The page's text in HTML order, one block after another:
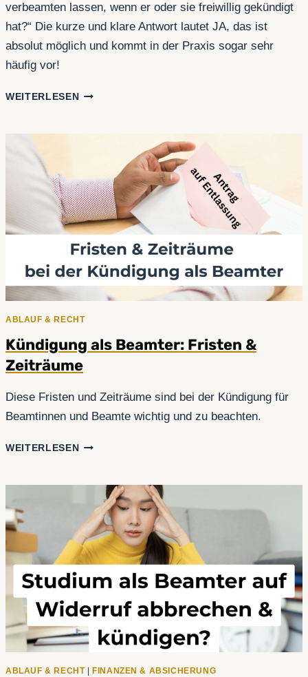
verbeamten lassen, wenn er oder sie freiwillig gekündigt
hat?“ Die kurze und klare Antwort lautet JA, das ist
absolut möglich und kommt in der Praxis sogar sehr
häufig vor!
WEITERLESENBEAMTE:
KÜNDIGUNG?
DAS
GEHT!
ABLAUF & RECHT
Kündigung als Beamter: Fristen &
Zeiträume
Diese Fristen und Zeiträume sind bei der Kündigung für
Beamtinnen und Beamte wichtig und zu beachten.
WEITERLESENKÜNDIGUNG
FRISTEN
ZEITRÄUME
ABLAUF & RECHT| FINANZEN & ABSICHERUNG